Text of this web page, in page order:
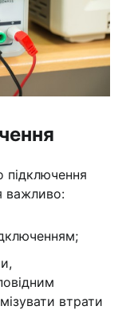
важливо:
втрати